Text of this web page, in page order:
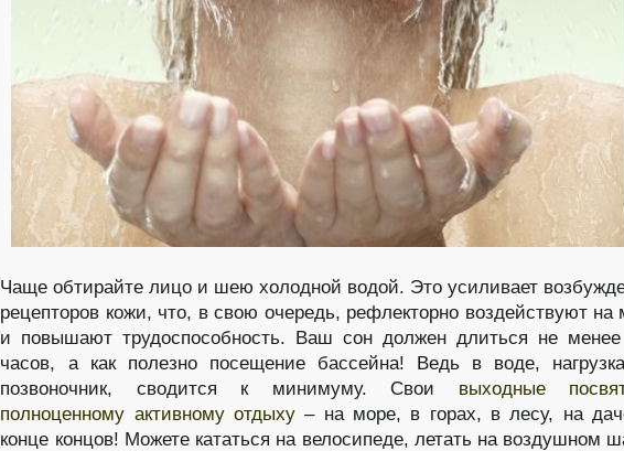
Чаще обтирайте лицо и шею холодной водой. Это усиливает
рецепторов кожи, что, в свою очередь, рефлекторно воздействуют на
и повышают трудоспособность. Ваш сон должен длиться не
часов, а как полезно посещение бассейна! Ведь в воде,
позвоночник, сводится к минимуму. Свои выходные
полноценному активному отдыху – на море, в горах, в лесу, на
конце концов! Можете кататься на велосипеде, летать на воздушном